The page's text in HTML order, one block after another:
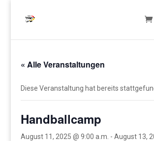
« Alle Veranstaltungen
Diese Veranstaltung hat bereits
Handballcamp
August 11, 2025 @ 9:00 a.m. -August 13,